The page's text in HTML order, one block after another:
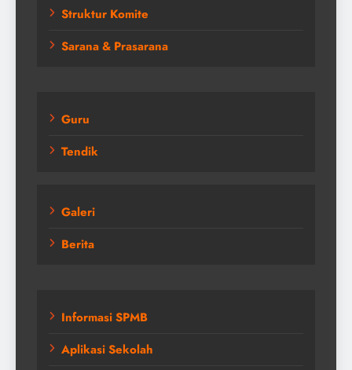
Struktur Komite
Sarana & Prasarana
Guru
Tendik
Galeri
Berita
Informasi SPMB
Aplikasi Sekolah